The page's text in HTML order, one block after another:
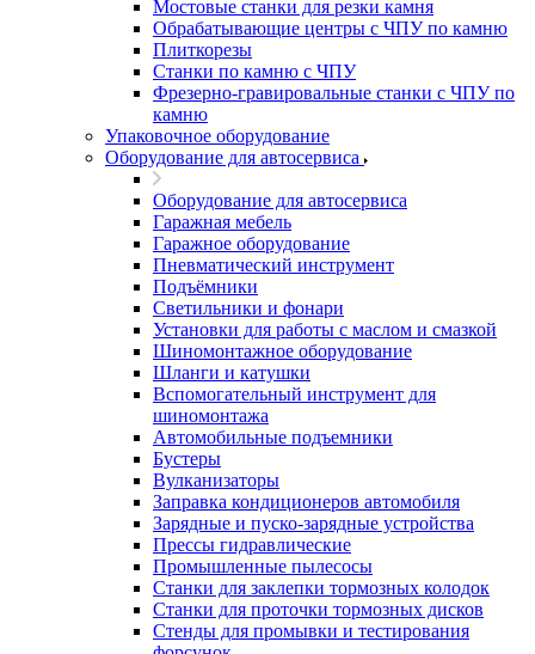
Мостовые станки для резки камня
Обрабатывающие центры с ЧПУ по камню
Плиткорезы
Станки по камню с ЧПУ
Фрезерно-гравировальные станки с ЧПУ по
камню
Упаковочное оборудование
Оборудование для автосервиса
Оборудование для автосервиса
Гаражная мебель
Гаражное оборудование
Пневматический инструмент
Подъёмники
Светильники и фонари
Установки для работы с маслом и смазкой
Шиномонтажное оборудование
Шланги и катушки
Вспомогательный инструмент для
шиномонтажа
Автомобильные подъемники
Бустеры
Вулканизаторы
Заправка кондиционеров автомобиля
Зарядные и пуско-зарядные устройства
Прессы гидравлические
Промышленные пылесосы
Станки для заклепки тормозных колодок
Станки для проточки тормозных дисков
Стенды для промывки и тестирования